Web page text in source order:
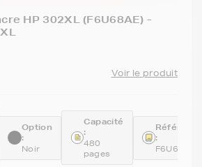
HP 302XL (F6U68AE) -
Voir le produit
Option
:
Noir
Capacité
:
480
pages
:
F6U68AE